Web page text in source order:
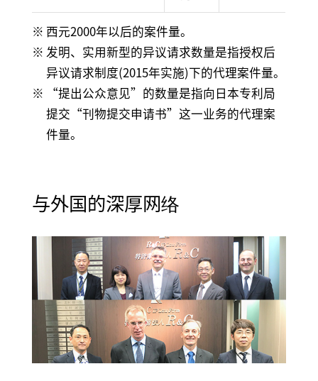
西元2000年以后的案件量。
发明、实用新型的异议请求数量是指授权后
异议请求制度(2015年实施)下的代理案件量。
“提出公众意见”的数量是指向日本专利局
提交“刊物提交申请书”这一业务的代理案
件量。
与外国的深厚网络